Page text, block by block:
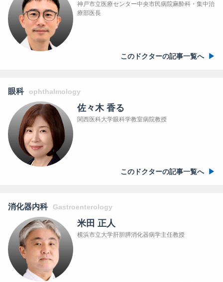
神戸市立医療センター中央市民病院麻酔科・集中治
療部医長
このドクターの記事一覧へ
眼科 ophthalmology
佐々木 香る
関西医科大学眼科学教室病院教授
このドクターの記事一覧へ
消化器内科 Gastroenterology
米田 正人
横浜市立大学肝胆膵消化器病学主任教授